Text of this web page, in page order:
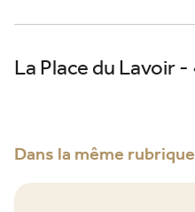
La Place du Lavoir
Dans la même rubrique